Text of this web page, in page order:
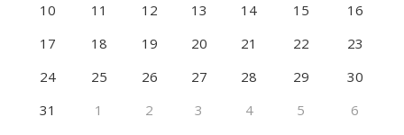
10
11 12 13 14 15
16
17
18 19 20 21 22
23
24
25 26 27 28 29
30
31
1 2 3 4 5 6